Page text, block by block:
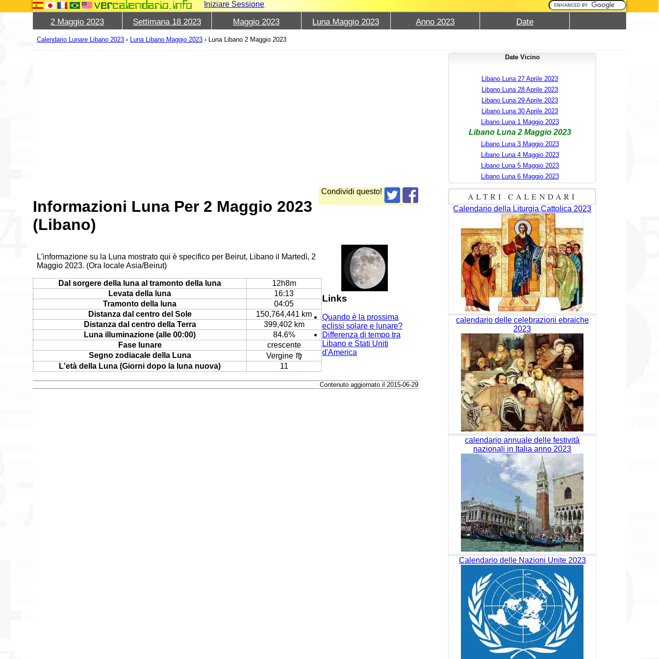
Iniziare Sessione
2 Maggio 2023 Settimana 18 2023 Maggio 2023 Luna Maggio 2023 Anno 2023 Date
Calendario Lunare Libano 2023 › Luna Libano Maggio 2023 › Luna Libano 2 Maggio 2023
Condividi questo!
Informazioni Luna Per 2 Maggio 2023
(Libano)
L'informazione su la Luna mostrato qui è specifico per Beirut, Libano il Martedì, 2
Maggio 2023. (Ora locale Asia/Beirut)
Dal sorgere della luna al tramonto della luna
12h8m
Levata della luna
16:13
Tramonto della luna
04:05
Distanza dal centro del Sole
150,764,441 km
Distanza dal centro della Terra
399,402 km
Luna illuminazione (alle 00:00)
84.6%
Fase lunare
crescente
Segno zodiacale della Luna
Vergine ♍
L'età della Luna (Giorni dopo la luna nuova)
11
Links
Quando è la prossima
eclissi solare e lunare?
Differenza di tempo tra
Libano e Stati Uniti
d'America
Contenuto aggiornato il 2015-06-29
Date Vicino
Libano Luna 27 Aprile 2023
Libano Luna 28 Aprile 2023
Libano Luna 29 Aprile 2023
Libano Luna 30 Aprile 2023
Libano Luna 1 Maggio 2023
Libano Luna 2 Maggio 2023
Libano Luna 3 Maggio 2023
Libano Luna 4 Maggio 2023
Libano Luna 5 Maggio 2023
Libano Luna 6 Maggio 2023
ALTRI CALENDARI
Calendario della Liturgia Cattolica 2023
calendario delle celebrazioni ebraiche
2023
calendario annuale delle festività
nazionali in Italia anno 2023
Calendario delle Nazioni Unite 2023